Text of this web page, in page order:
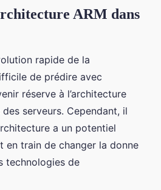
ARM dans
rapide de la
de prédire avec
réserve à l’architecture
serveurs. Cependant, il
a un potentiel
en train de changer la donne
technologies de